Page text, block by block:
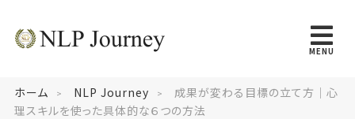
MENU
ホーム NLP Journey
成果が変わる目標の立て方｜心
理スキルを使った具体的な６つの方法